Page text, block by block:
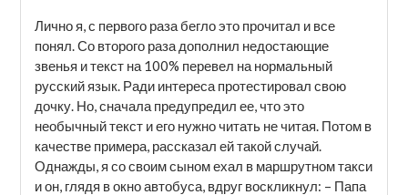
Лично я, с первого раза бегло это прочитал и все
понял. Со второго раза дополнил недостающие
звенья и текст на 100% перевел на нормальный
русский язык. Ради интереса протестировал свою
дочку. Но, сначала предупредил ее, что это
необычный текст и его нужно читать не читая. Потом в
качестве примера, рассказал ей такой случай.
Однажды, я со своим сыном ехал в маршрутном такси
и он, глядя в окно автобуса, вдруг воскликнул: – Папа